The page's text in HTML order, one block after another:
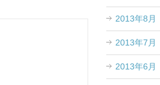
2013年8月
2013年7月
2013年6月